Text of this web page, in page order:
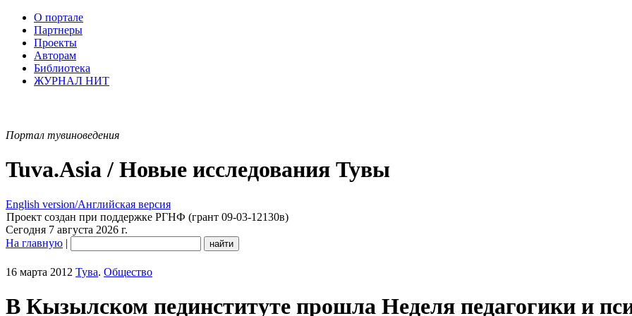
О портале
Партнеры
Проекты
Авторам
Библиотека
ЖУРНАЛ НИТ
Портал тувиноведения
Tuva.Asia / Новые исследования Тувы
English version/Английская версия
Проект создан при поддержке РГНФ (грант 09-03-12130в)
Сегодня 7 августа 2026 г.
На главную |
16 марта 2012 Тува. Общество
В Кызылском пединституте прошла Неделя педагогики и